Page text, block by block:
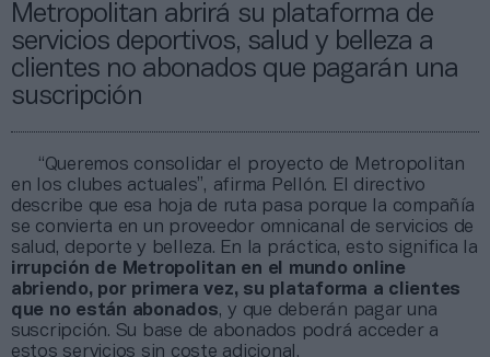
Metropolitan abrirá su plataforma de
servicios deportivos, salud y belleza a
clientes no abonados que pagarán una
suscripción
“Queremos consolidar el proyecto de Metropolitan
en los clubes actuales”, afirma Pellón. El directivo
describe que esa hoja de ruta pasa porque la compañía
se convierta en un proveedor omnicanal de servicios de
salud, deporte y belleza. En la práctica, esto significa la
irrupción de Metropolitan en el mundo online
abriendo, por primera vez, su plataforma a clientes
que no están abonados, y que deberán pagar una
suscripción. Su base de abonados podrá acceder a
estos servicios sin coste adicional.